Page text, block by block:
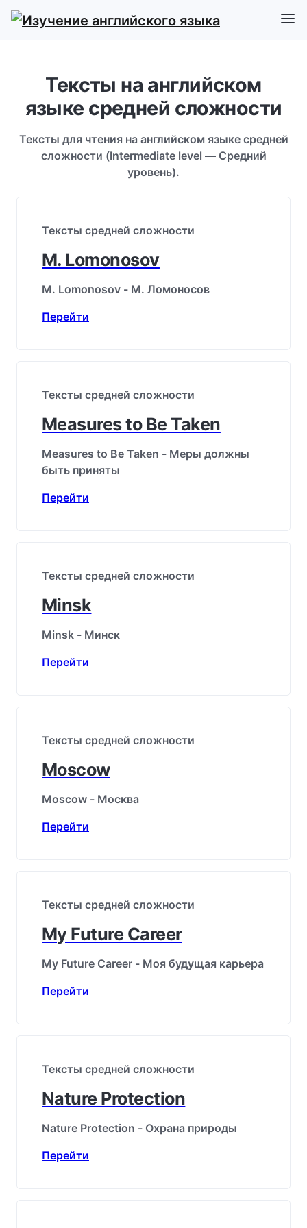
Тексты на английском
языке средней сложности
Тексты для чтения на английском языке средней
сложности (Intermediate level — Средний
уровень).
Тексты средней сложности
M. Lomonosov
M. Lomonosov - М. Ломоносов
Перейти
Тексты средней сложности
Measures to Be Taken
Measures to Be Taken - Меры должны
быть приняты
Перейти
Тексты средней сложности
Minsk
Minsk - Минск
Перейти
Тексты средней сложности
Moscow
Moscow - Москва
Перейти
Тексты средней сложности
My Future Career
My Future Career - Моя будущая карьера
Перейти
Тексты средней сложности
Nature Protection
Nature Protection - Охрана природы
Перейти